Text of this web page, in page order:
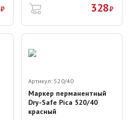
₽ 328₽
Артикул: 520/40
Маркер перманентный
Dry-Safe Pica 520/40
красный